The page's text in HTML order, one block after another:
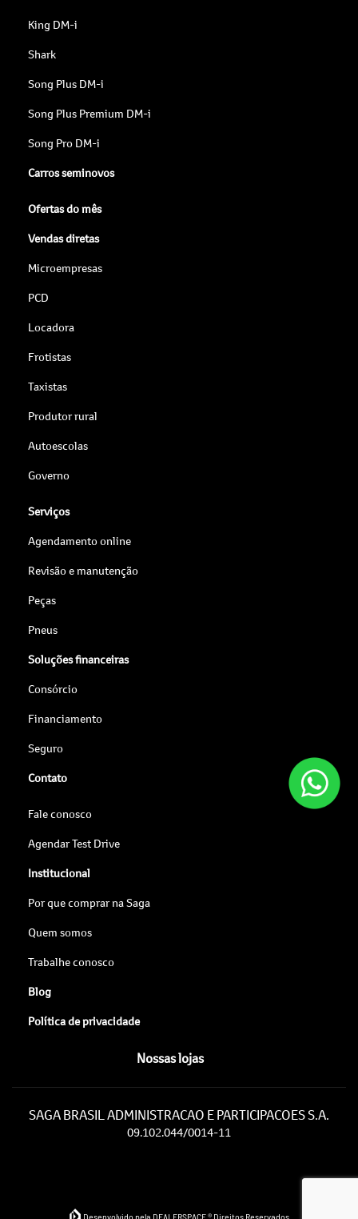
King DM-i
Shark
Song Plus DM-i
Song Plus Premium DM-i
Song Pro DM-i
Carros seminovos
Ofertas do mês
Vendas diretas
Microempresas
PCD
Locadora
Frotistas
Taxistas
Produtor rural
Autoescolas
Governo
Serviços
Agendamento online
Revisão e manutenção
Peças
Pneus
Soluções financeiras
Consórcio
Financiamento
Seguro
Contato
Fale conosco
Agendar Test Drive
Institucional
Por que comprar na Saga
Quem somos
Trabalhe conosco
Blog
Política de privacidade
Nossas lojas
SAGA BRASIL ADMINISTRACAO E PARTICIPACOES S.A.
09.102.044/0014-11
Desenvolvido pela DEALERSPACE ® Direitos Reservados.